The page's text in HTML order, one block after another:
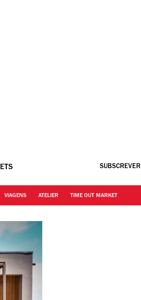
SUBSCREVER
VIAGENS ATELIER TIME OUT MARKET